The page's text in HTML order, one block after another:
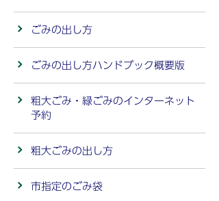
ごみの出し方
ごみの出し方ハンドブック概要版
粗大ごみ・緑ごみのインターネット
予約
粗大ごみの出し方
市指定のごみ袋